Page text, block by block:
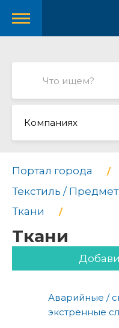
Компаниях
Портал города
Текстиль /
Ткани
Ткани
Аварийные /
экстренные